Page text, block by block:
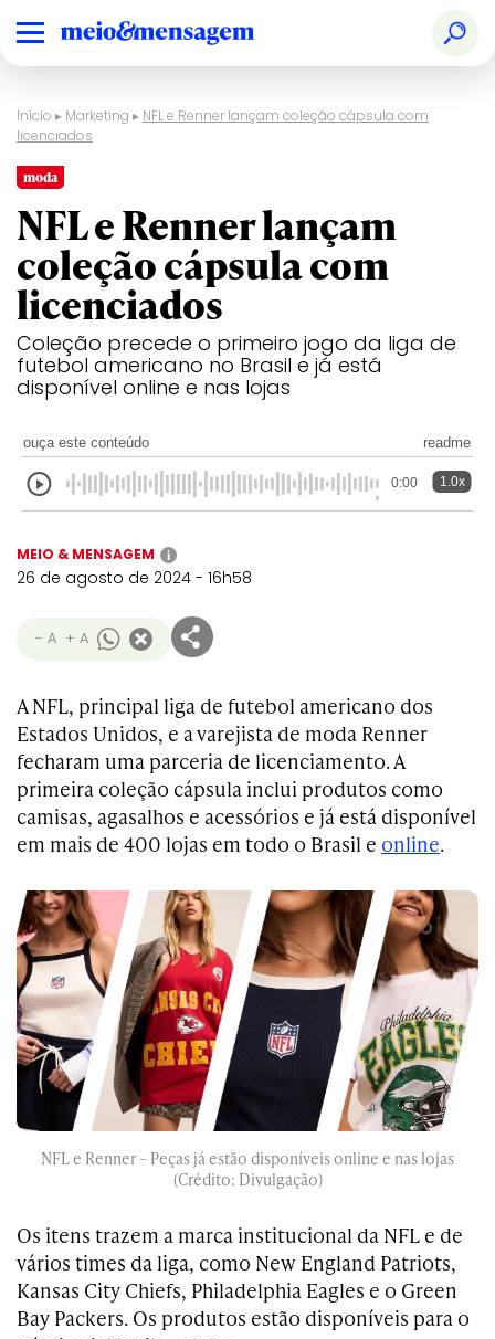
Início ▸ Marketing ▸ NFL e Renner lançam coleção cápsula com
licenciados
moda
NFL e Renner lançam
coleção cápsula com
licenciados
Coleção precede o primeiro jogo da liga de
futebol americano no Brasil e já está
disponível online e nas lojas
ouça este conteúdo readme
0:00 1.0x
MEIO & MENSAGEM i
26 de agosto de 2024 - 16h58
- A + A
A NFL, principal liga de futebol americano dos
Estados Unidos, e a varejista de moda Renner
fecharam uma parceria de licenciamento. A
primeira coleção cápsula inclui produtos como
camisas, agasalhos e acessórios e já está disponível
em mais de 400 lojas em todo o Brasil e online.
NFL e Renner – Peças já estão disponíveis online e nas lojas
(Crédito: Divulgação)
Os itens trazem a marca institucional da NFL e de
vários times da liga, como New England Patriots,
Kansas City Chiefs, Philadelphia Eagles e o Green
Bay Packers. Os produtos estão disponíveis para o